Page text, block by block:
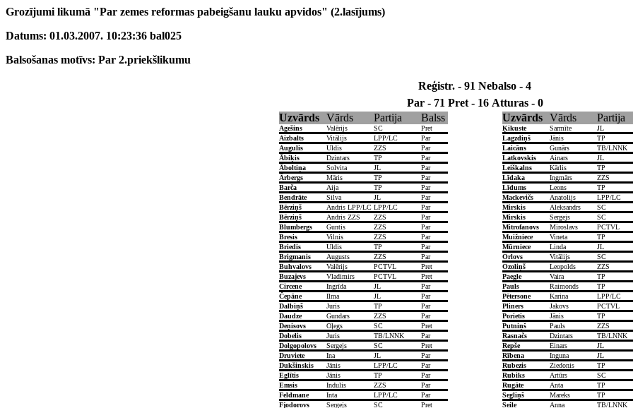
Grozījumi likumā "Par zemes reformas pabeigšanu lauku apvidos" (2.lasījums)
Datums: 01.03.2007. 10:23:36 bal025
Balsošanas motīvs: Par 2.priekšlikumu
Reģistr. - 91 Nebalso - 4
Par - 71 Pret - 16 Atturas - 0
Uzvārds
Vārds Partija Balss Uzvārds Vārds Partija
Agešins Valērijs SC Pret Ķikuste Sarmīte JL
Aizbalts
Vitālijs LPP/LC Par Lagzdiņš Jānis TP
Augulis
Uldis ZZS Par Laicāns Gunārs TB/LNNK
Ābiķis
Dzintars TP Par Latkovskis Ainars JL
Āboltiņa
Solvita JL Par Leiškalns Kārlis TP
Ārbergs
Māris TP Par Līdaka Ingmārs ZZS
Barča
Aija TP Par Līdums Leons TP
Bendrāte
Silva JL Par Mackevičs Anatolijs LPP/LC
Bērziņš
Andris LPP/LC LPP/LC Par Mirskis Aleksandrs SC
Bērziņš
Andris ZZS ZZS Par Mirskis Sergejs SC
Blumbergs
Guntis ZZS Par Mitrofanovs Miroslavs PCTVL
Bresis
Vilnis ZZS Par Muižniece Vineta TP
Briedis
Uldis TP Par Mūrniece Linda JL
Brigmanis
Augusts ZZS Par Orlovs Vitālijs SC
Buhvalovs
Valērijs PCTVL Pret Ozoliņš Leopolds ZZS
Buzajevs
Vladimirs PCTVL Pret Paegle Vaira TP
Circene
Ingrīda JL Par Pauls Raimonds TP
Čepāne
Ilma JL Par Pētersone Karina LPP/LC
Dalbiņš
Juris TP Par Pliners Jakovs PCTVL
Daudze
Gundars ZZS Par Porietis Jānis TP
Deņisovs
Oļegs SC Pret Putniņš Pauls ZZS
Dobelis
Juris TB/LNNK Par Rasnačs Dzintars TB/LNNK
Dolgopolovs
Sergejs SC Pret Repše Einars JL
Druviete
Ina JL Par Rībena Inguna JL
Dukšinskis
Jānis LPP/LC Par Rubezis Ziedonis TP
Eglītis
Jānis TP Par Rubiks Artūrs SC
Emsis
Indulis ZZS Par Rugāte Anta TP
Feldmane
Inta LPP/LC Par Segliņš Mareks TP
Fjodorovs
Sergejs SC Pret Seile Anna TB/LNNK